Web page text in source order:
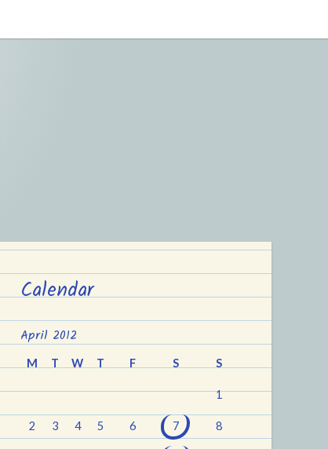
Calendar
April 2012
M T W T F S S
1
2 3 4 5 6 7 8